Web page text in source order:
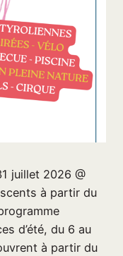
juillet 2026 @
à partir du
d’été, du 6 au
à partir du